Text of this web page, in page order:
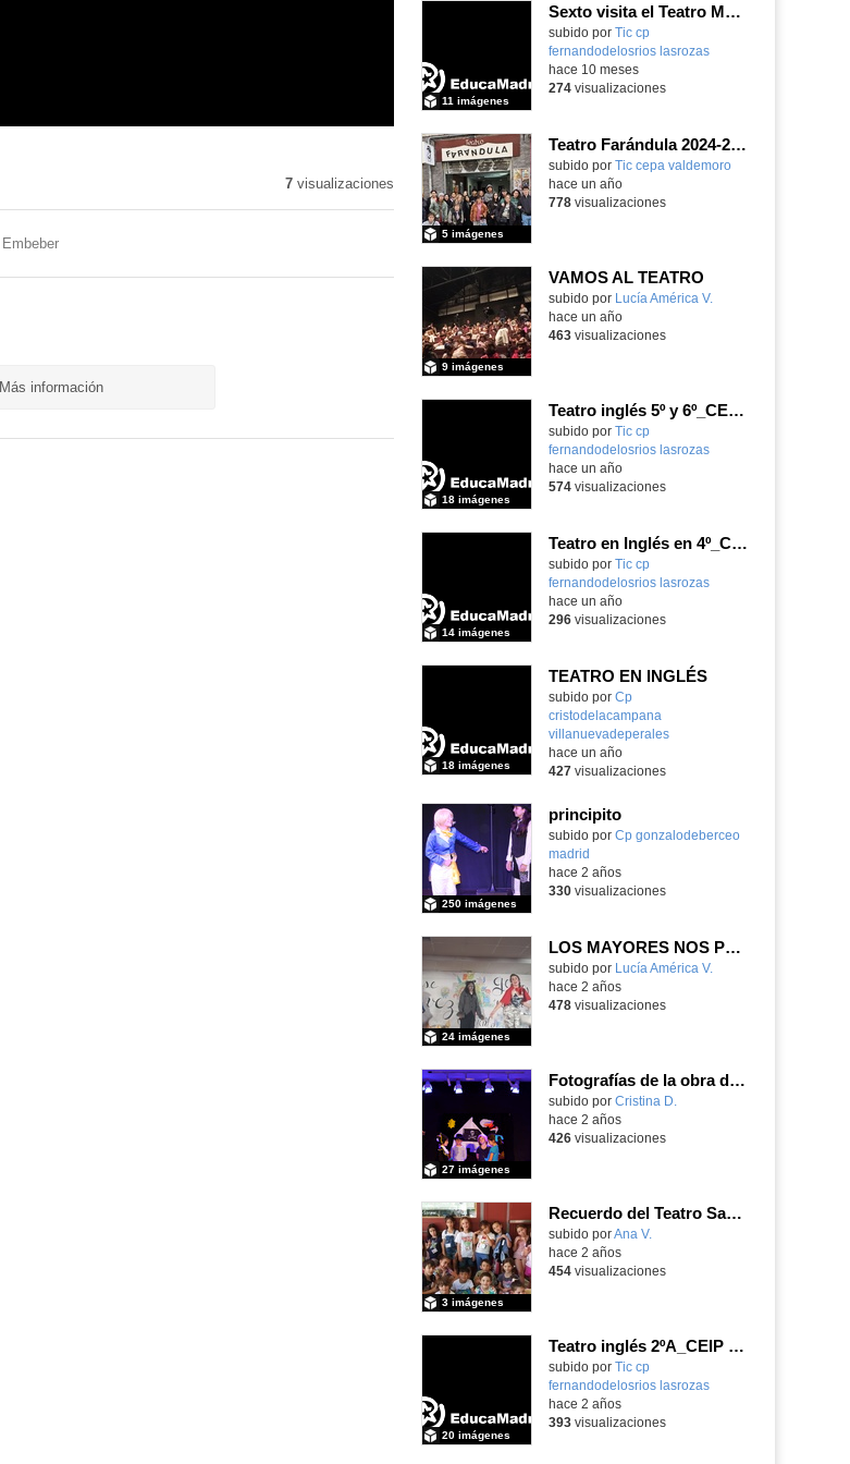
7visualizaciones
Embeber
Más información
Sexto visita el Teatro Monumental de Madrid_CEIP FDLR_Las Rozas
Contenido educativo.
subido por Tic cp
fernandodelosrios lasrozas
11 imágenes
-
hace 10 meses
274visualizaciones
Teatro Farándula 2024-2025
subido por Tic cepa valdemoro
5 imágenes
-
hace un año
778visualizaciones
VAMOS AL TEATRO
subido por Lucía América V.
9 imágenes
hace un año
463visualizaciones
Teatro inglés 5º y 6º_CEIP FDLR_Las Rozas
Contenido educativo.
subido por Tic cp
fernandodelosrios lasrozas
18 imágenes
-
hace un año
574visualizaciones
Teatro en Inglés en 4º_CEIP FDLR_Las Rozas
Contenido educativo.
subido por Tic cp
fernandodelosrios lasrozas
14 imágenes
-
hace un año
296visualizaciones
TEATRO EN INGLÉS
subido por Cp
cristodelacampana
villanuevadeperales
18 imágenes
-
hace un año
427visualizaciones
principito
subido por Cp gonzalodeberceo
madrid
250 imágenes
hace 2 años
330visualizaciones
LOS MAYORES NOS PREPARAN UN TEATRO
Contenido educativo.
subido por Lucía América V.
24 imágenes
hace 2 años
478visualizaciones
Fotografías de la obra de teatro Peter Pan CEIP San Ildefonso
subido por Cristina D.
27 imágenes
hace 2 años
426visualizaciones
Recuerdo del Teatro San Pol
subido porAna V.
3 imágenes
hace 2 años
454visualizaciones
Teatro inglés 2ºA_CEIP FDLR_Las Rozas
Contenido educativo.
subido por Tic cp
fernandodelosrios lasrozas
20 imágenes
-
hace 2 años
393visualizaciones